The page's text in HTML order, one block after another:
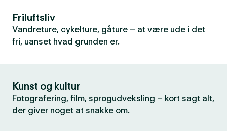
Friluftsliv
Vandreture, cykelture, gåture – at være ude i det
fri, uanset hvad grunden er.
Kunst og kultur
Fotografering, film, sprogudveksling – kort sagt alt,
der giver noget at snakke om.